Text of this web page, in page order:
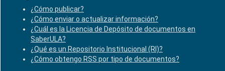
¿Cómo publicar?
¿Cómo enviar o actualizar información?
¿Cuál es la Licencia de Depósito de documentos en
SaberULA?
¿Qué es un Repositorio Institucional (RI)?
¿Cómo obtengo RSS por tipo de documentos?